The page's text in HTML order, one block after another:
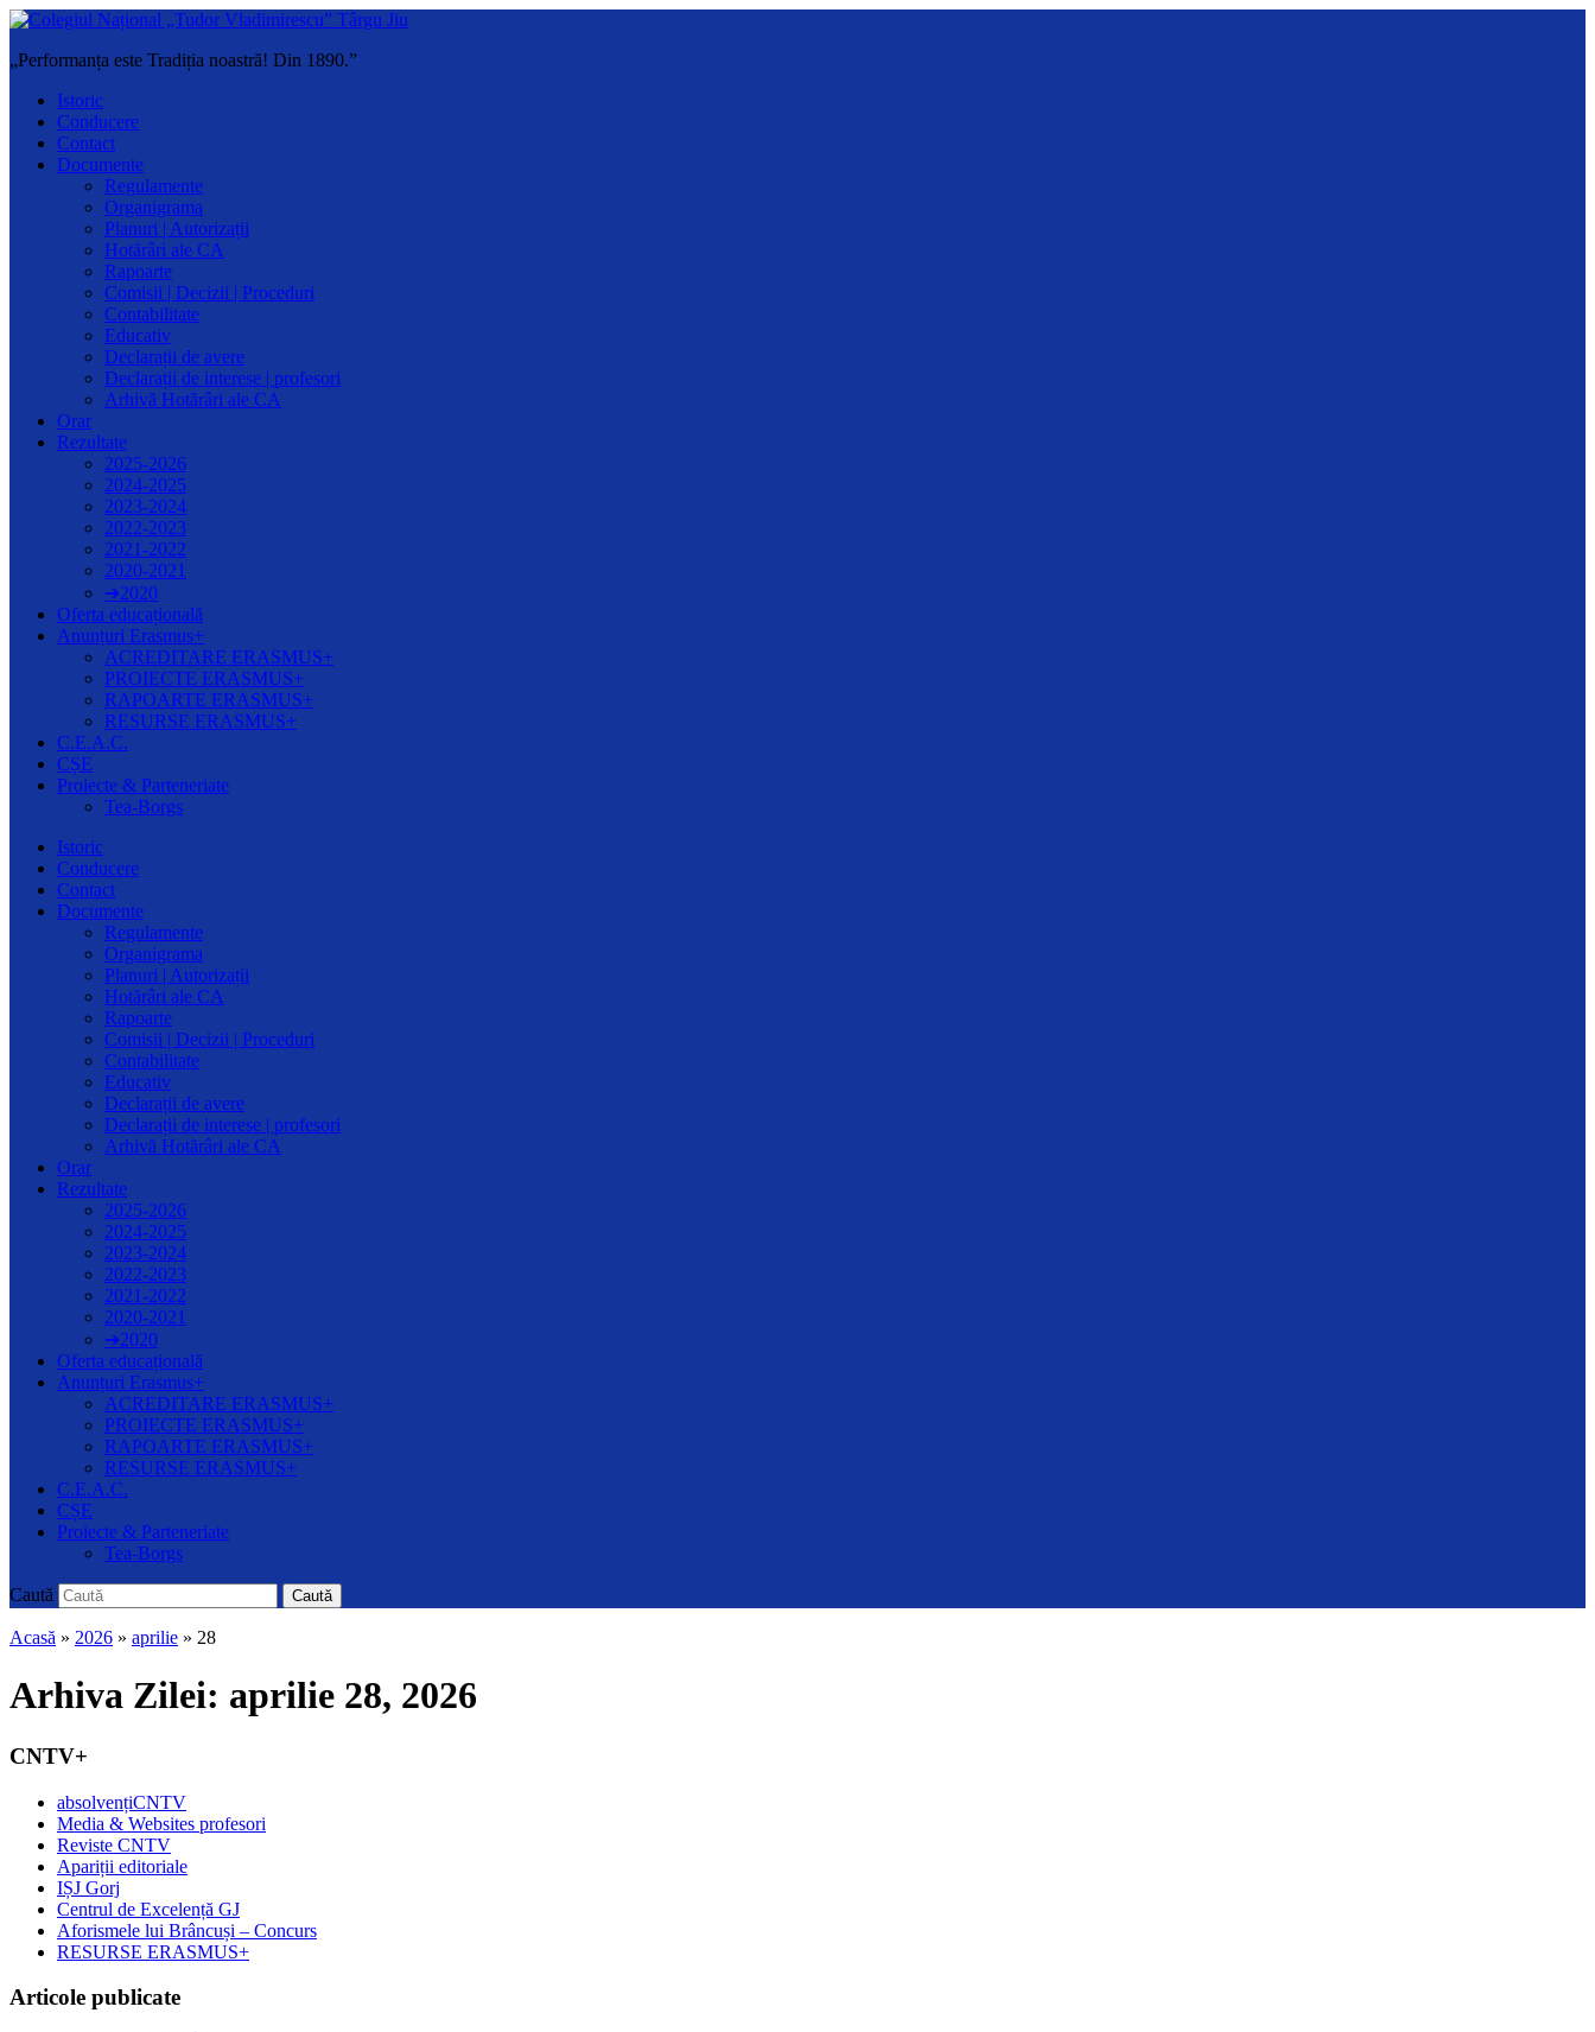
„Performanța este Tradiția noastră! Din 1890.”
Istoric
Conducere
Contact
Documente
Regulamente
Organigrama
Planuri | Autorizații
Hotărâri ale CA
Rapoarte
Comisii | Decizii | Proceduri
Contabilitate
Educativ
Declarații de avere
Declarații de interese | profesori
Arhivă Hotărâri ale CA
Orar
Rezultate
2025-2026
2024-2025
2023-2024
2022-2023
2021-2022
2020-2021
➔2020
Oferta educațională
Anunțuri Erasmus+
ACREDITARE ERASMUS+
PROIECTE ERASMUS+
RAPOARTE ERASMUS+
RESURSE ERASMUS+
C.E.A.C.
CȘE
Proiecte & Parteneriate
Tea-Borgs
Istoric
Conducere
Contact
Documente
Regulamente
Organigrama
Planuri | Autorizații
Hotărâri ale CA
Rapoarte
Comisii | Decizii | Proceduri
Contabilitate
Educativ
Declarații de avere
Declarații de interese | profesori
Arhivă Hotărâri ale CA
Orar
Rezultate
2025-2026
2024-2025
2023-2024
2022-2023
2021-2022
2020-2021
➔2020
Oferta educațională
Anunțuri Erasmus+
ACREDITARE ERASMUS+
PROIECTE ERASMUS+
RAPOARTE ERASMUS+
RESURSE ERASMUS+
C.E.A.C.
CȘE
Proiecte & Parteneriate
Tea-Borgs
Caută Caută
Acasă » 2026 » aprilie » 28
Arhiva Zilei: aprilie 28, 2026
CNTV+
absolvențiCNTV
Media & Websites profesori
Reviste CNTV
Apariții editoriale
IȘJ Gorj
Centrul de Excelență GJ
Aforismele lui Brâncuși – Concurs
RESURSE ERASMUS+
Articole publicate